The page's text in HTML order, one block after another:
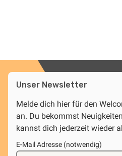
Unser Newsletter
Melde dich hier für den
an. Du bekommst
kannst dich jederzeit wieder
E-Mail Adresse (notwendig)